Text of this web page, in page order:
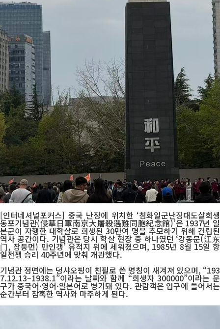
[인터네셔널포커스] 중국 난징에 위치한 ‘침화일군난징대도살희생
동포기념관(侵華日軍南京大屠殺遇難同胞紀念館)’은 1937년 일
본군이 자행한 대학살로 희생된 30만여 명을 추모하기 위해 건립된
역사 공간이다. 기념관은 당시 학살 현장 중 하나였던 ‘강동문(江东
门, 장둥먼) 만인갱’ 유적지 위에 세워졌으며, 1985년 8월 15일 항
일전쟁 승리 40주년에 맞춰 개관했다.
기념관 정면에는 덩샤오핑이 친필로 쓴 명칭이 새겨져 있으며, “193
7.12.13–1938.1”이라는 날짜와 함께 “희생자 300000”이라는 문
구가 중국어·영어·일본어로 병기돼 있다. 관람객은 입구에 들어서는
순간부터 참혹한 역사와 마주하게 된다.